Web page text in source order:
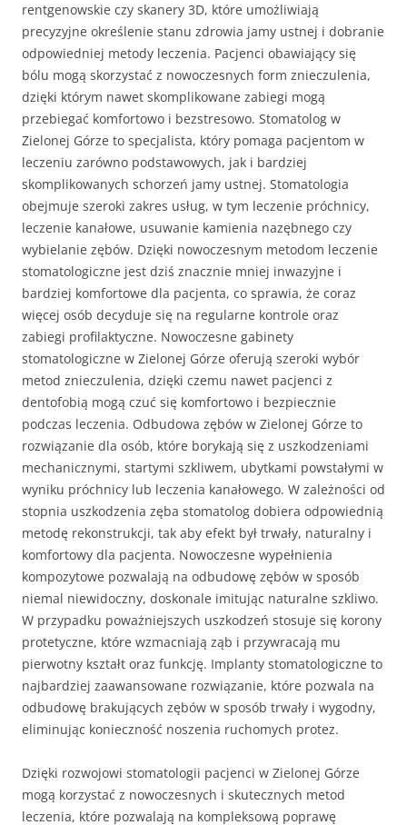
rentgenowskie czy skanery 3D, które umożliwiają
precyzyjne określenie stanu zdrowia jamy ustnej i dobranie
odpowiedniej metody leczenia. Pacjenci obawiający się
bólu mogą skorzystać z nowoczesnych form znieczulenia,
dzięki którym nawet skomplikowane zabiegi mogą
przebiegać komfortowo i bezstresowo. Stomatolog w
Zielonej Górze to specjalista, który pomaga pacjentom w
leczeniu zarówno podstawowych, jak i bardziej
skomplikowanych schorzeń jamy ustnej. Stomatologia
obejmuje szeroki zakres usług, w tym leczenie próchnicy,
leczenie kanałowe, usuwanie kamienia nazębnego czy
wybielanie zębów. Dzięki nowoczesnym metodom leczenie
stomatologiczne jest dziś znacznie mniej inwazyjne i
bardziej komfortowe dla pacjenta, co sprawia, że coraz
więcej osób decyduje się na regularne kontrole oraz
zabiegi profilaktyczne. Nowoczesne gabinety
stomatologiczne w Zielonej Górze oferują szeroki wybór
metod znieczulenia, dzięki czemu nawet pacjenci z
dentofobią mogą czuć się komfortowo i bezpiecznie
podczas leczenia. Odbudowa zębów w Zielonej Górze to
rozwiązanie dla osób, które borykają się z uszkodzeniami
mechanicznymi, startymi szkliwem, ubytkami powstałymi w
wyniku próchnicy lub leczenia kanałowego. W zależności od
stopnia uszkodzenia zęba stomatolog dobiera odpowiednią
metodę rekonstrukcji, tak aby efekt był trwały, naturalny i
komfortowy dla pacjenta. Nowoczesne wypełnienia
kompozytowe pozwalają na odbudowę zębów w sposób
niemal niewidoczny, doskonale imitując naturalne szkliwo.
W przypadku poważniejszych uszkodzeń stosuje się korony
protetyczne, które wzmacniają ząb i przywracają mu
pierwotny kształt oraz funkcję. Implanty stomatologiczne to
najbardziej zaawansowane rozwiązanie, które pozwala na
odbudowę brakujących zębów w sposób trwały i wygodny,
eliminując konieczność noszenia ruchomych protez.
Dzięki rozwojowi stomatologii pacjenci w Zielonej Górze
mogą korzystać z nowoczesnych i skutecznych metod
leczenia, które pozwalają na kompleksową poprawę